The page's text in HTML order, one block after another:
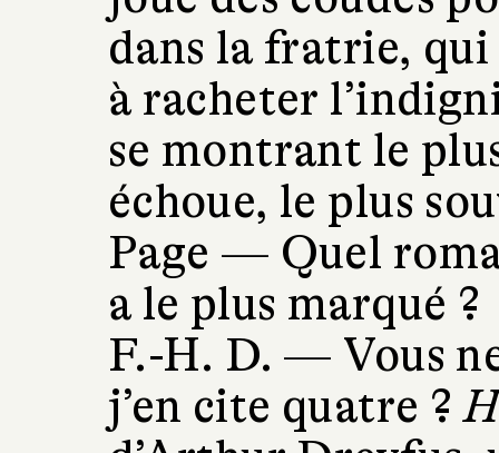
dans la fratrie, qui
à racheter
se montrant le
échoue, le plus
Page — Quel
a le plus marqué ?
F.-H. D. — Vous
j’en cite quatre ?